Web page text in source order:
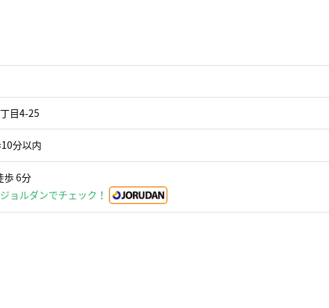
目4-25
分以内
歩 6分
ョルダンでチェック！